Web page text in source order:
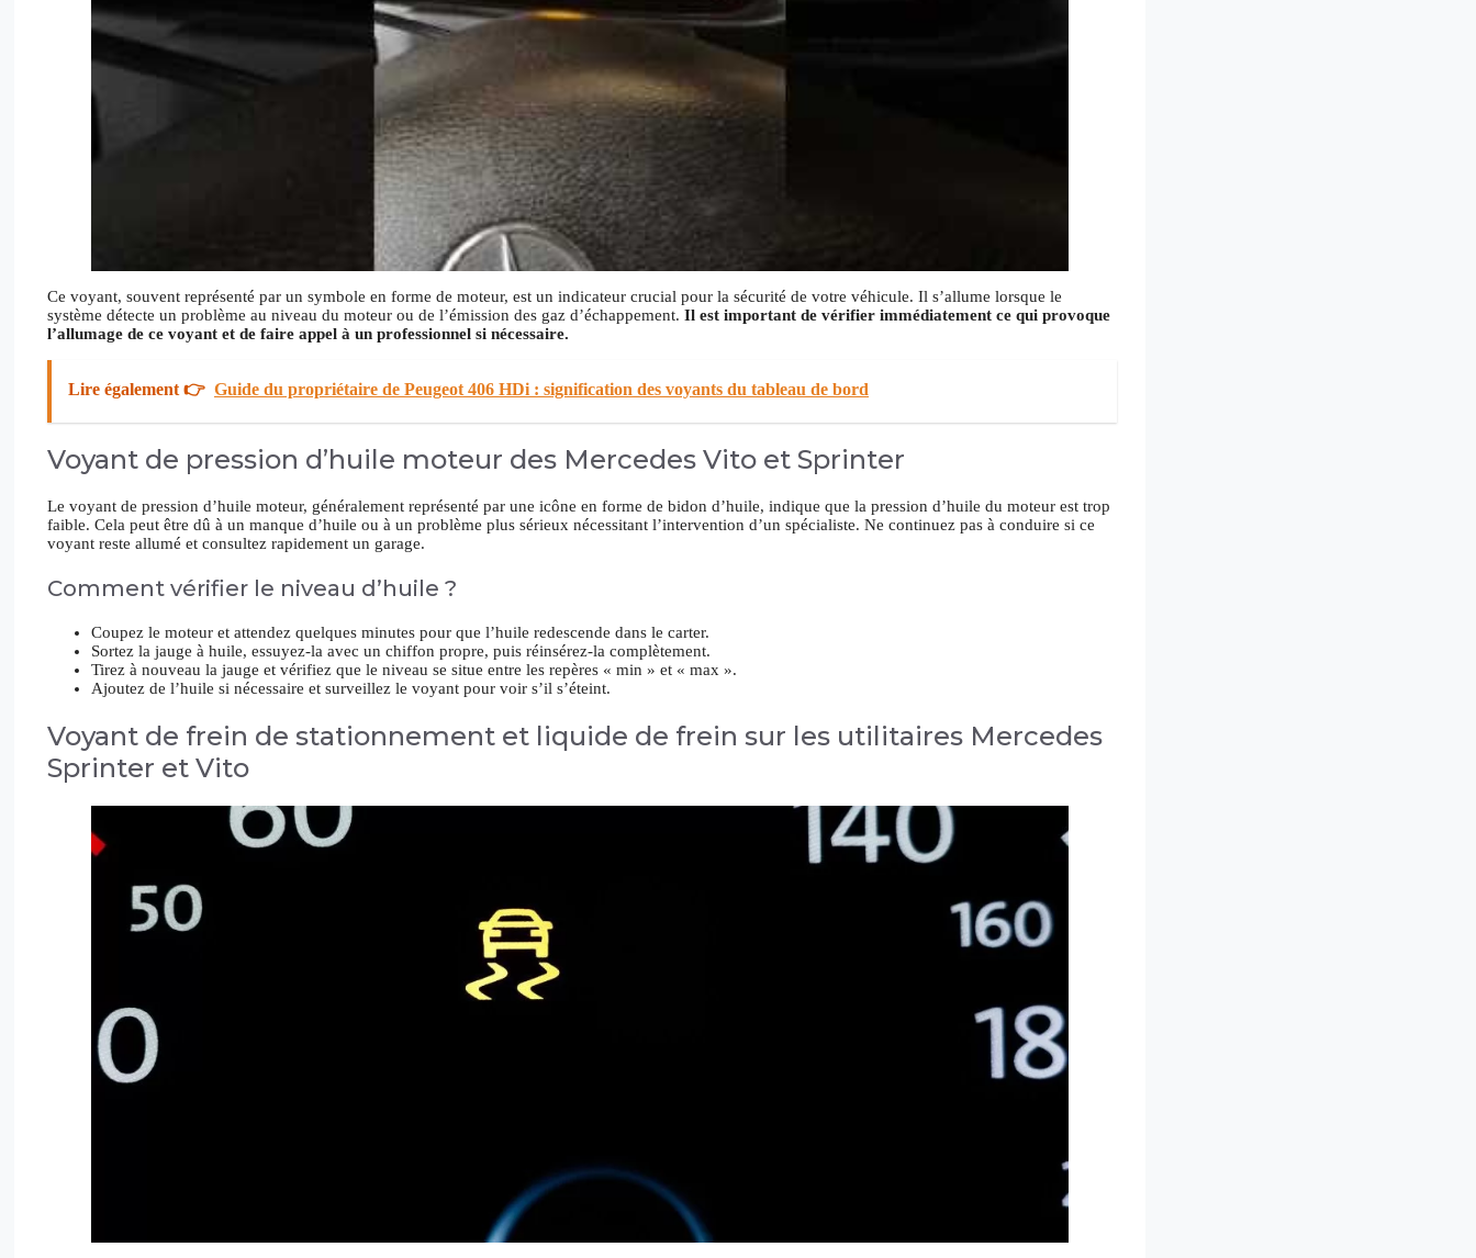
Ce voyant, souvent représenté par un symbole en forme de moteur, est un indicateur crucial pour la sécurité de votre véhicule. Il s’allume lorsque le
système détecte un problème au niveau du moteur ou de l’émission des gaz d’échappement. Il est important de vérifier immédiatement ce qui provoque
l’allumage de ce voyant et de faire appel à un professionnel si nécessaire.
Lire également 👉 Guide du propriétaire de Peugeot 406 HDi : signification des voyants du tableau de bord
Voyant de pression d’huile moteur des Mercedes Vito et Sprinter
Le voyant de pression d’huile moteur, généralement représenté par une icône en forme de bidon d’huile, indique que la pression d’huile du moteur est trop
faible. Cela peut être dû à un manque d’huile ou à un problème plus sérieux nécessitant l’intervention d’un spécialiste. Ne continuez pas à conduire si ce
voyant reste allumé et consultez rapidement un garage.
Comment vérifier le niveau d’huile ?
Coupez le moteur et attendez quelques minutes pour que l’huile redescende dans le carter.
Sortez la jauge à huile, essuyez-la avec un chiffon propre, puis réinsérez-la complètement.
Tirez à nouveau la jauge et vérifiez que le niveau se situe entre les repères « min » et « max ».
Ajoutez de l’huile si nécessaire et surveillez le voyant pour voir s’il s’éteint.
Voyant de frein de stationnement et liquide de frein sur les utilitaires Mercedes
Sprinter et Vito